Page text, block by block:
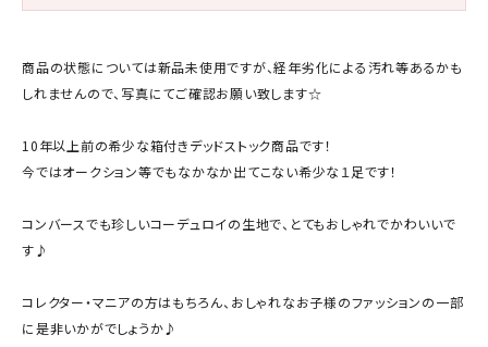
商品の状態については新品未使用ですが、経年劣化による汚れ等あるかも
しれませんので、写真にてご確認お願い致します☆
10年以上前の希少な箱付きデッドストック商品です！
今ではオークション等でもなかなか出てこない希少な１足です！
コンバースでも珍しいコーデュロイの生地で、とてもおしゃれでかわいいで
す♪
コレクター・マニアの方はもちろん、おしゃれなお子様のファッションの一部
に是非いかがでしょうか♪